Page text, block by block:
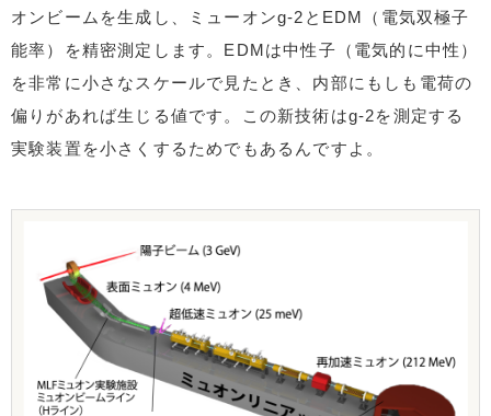
オンビームを生成し、ミューオンg-2とEDM（電気双極子
能率）を精密測定します。EDMは中性子（電気的に中性）
を非常に小さなスケールで見たとき、内部にもしも電荷の
偏りがあれば生じる値です。この新技術はg-2を測定する
実験装置を小さくするためでもあるんですよ。